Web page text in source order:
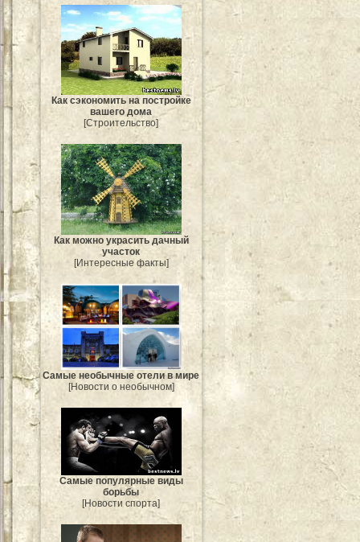
Как сэкономить на постройке
вашего дома
[Строительство]
Как можно украсить дачный
участок
[Интересные факты]
Самые необычные отели в мире
[Новости о необычном]
Самые популярные виды
борьбы
[Новости спорта]